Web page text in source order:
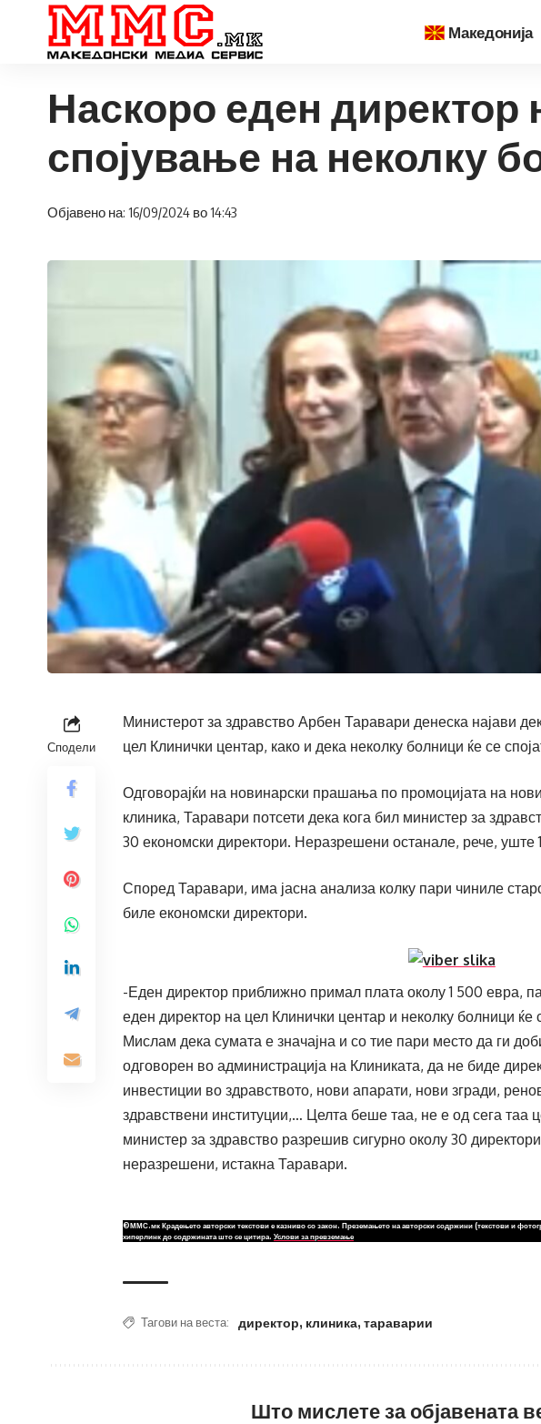
Македонија
Наскоро еден директор
спојување на неколку
Објавено на: 16/09/2024 во 14:43
Сподели
Министерот за здравство Арбен Таравари денеска најави
цел Клинички центар, како и дека неколку болници ќе се
Одговорајќи на новинарски прашања по промоцијата на
клиника, Таравари потсети дека кога бил министер за
30 економски директори. Неразрешени останале, рече, уште
Според Таравари, има јасна анализа колку пари чиниле
биле економски директори.
-Еден директор приближно примал плата околу 1 500 евра,
еден директор на цел Клинички центар и неколку болници ќе
Мислам дека сумата е значајна и со тие пари место да ги
одговорен во администрација на Клиниката, да не биде
инвестиции во здравството, нови апарати, нови згради,
здравствени институции,… Целта беше таа, не е од сега таа
министер за здравство разрешив сигурно околу 30
неразрешени, истакна Таравари.
©ММС.мк Крадењето авторски текстови е казниво со закон. Преземањето на авторски содржини (текстови и
хиперлинк до содржината што се цитира. Услови за превземање
Тагови на веста: директор, клиника, тараварии
Што мислете за објавената